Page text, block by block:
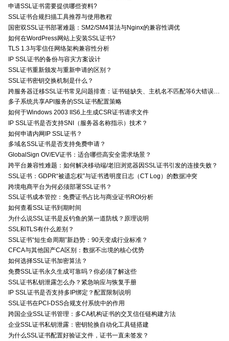
申请SSL证书需要提供哪些资料?
SSL证书合规扫描工具推荐与使用教程
国密双SSL证书部署难题：SM2/SM4算法与Nginx的兼容性调优
如何在WordPress网站上安装SSL证书?
TLS 1.3与零信任网络架构兼容性分析
IP SSL证书的备份与容灾方案设计
SSL证书重新颁发与重新申请的区别？
SSL证书密钥交换机制是什么？
多子系统共享API服务的SSL证书配置策略
如何于Windows 2003 IIS6上生成CSR证书请求文件
IP SSL证书是否支持SNI（服务器名称指示）技术？
如何申请内网IP SSL证书？
多域名SSL证书是否支持免费申请？
GlobalSign OV/EV证书：适合哪些高安全需求场景？
跨平台兼容性难题：如何解决移动端/老旧浏览器因SSL证书引发的连接失败？
SSL证书：GDPR“被遗忘权”与证书透明度日志（CT Log）的数据冲突
跨境电商平台为何必须部署SSL证书？
SSL证书成本管控：免费证书占比与商业证书ROI分析
如何查看SSL证书到期时间
为什么说SSL证书是反钓鱼的第一道防线？原理说明
SSL和TLS有什么差别？
SSL证书“短生命周期”新趋势：90天变成行业标准？
CFCA与其他国产CA区别：数据不出境的核心优势
如何选择SSL证书加密算法？
免费SSL证书永久生成可靠吗？你必须了解这些
SSL证书私钥泄露怎么办？紧急响应与恢复手册
IP SSL证书是否支持多IP绑定？配置限制说明
SSL证书在PCI-DSS合规支付系统中的作用
跨国企业SSL证书管理：多CA机构证书的交叉信任链构建方法
企业SSL证书私钥泄露：密钥轮换自动化工具链搭建
为什么SSL证书配置好验证文件，证书一直未签发？